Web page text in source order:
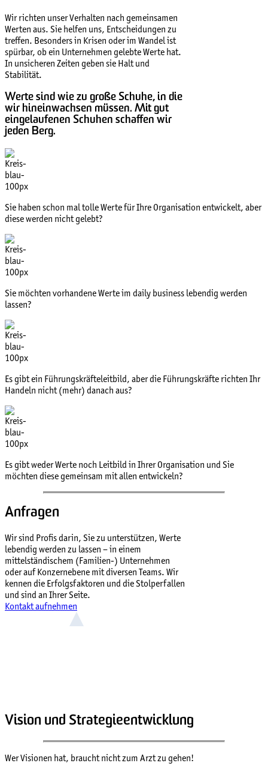
Wir richten unser Verhalten nach gemeinsamen
Werten aus. Sie helfen uns, Entscheidungen zu
treffen. Besonders in Krisen oder im Wandel ist
spürbar, ob ein Unternehmen gelebte Werte hat.
In unsicheren Zeiten geben sie Halt und
Stabilität.
Werte sind wie zu große Schuhe, in die
wir hineinwachsen müssen. Mit gut
eingelaufenen Schuhen schaffen wir
jeden Berg.
Sie haben schon mal tolle Werte für Ihre Organisation entwickelt, aber
diese werden nicht gelebt?
Sie möchten vorhandene Werte im daily business lebendig werden
lassen?
Es gibt ein Führungskräfteleitbild, aber die Führungskräfte richten Ihr
Handeln nicht (mehr) danach aus?
Es gibt weder Werte noch Leitbild in Ihrer Organisation und Sie
möchten diese gemeinsam mit allen entwickeln?
Anfragen
Wir sind Profis darin, Sie zu unterstützen, Werte
lebendig werden zu lassen – in einem
mittelständischem (Familien-) Unternehmen
oder auf Konzernebene mit diversen Teams. Wir
kennen die Erfolgsfaktoren und die Stolperfallen
und sind an Ihrer Seite.
Kontakt aufnehmen
Vision und Strategieentwicklung
Wer Visionen hat, braucht nicht zum Arzt zu gehen!